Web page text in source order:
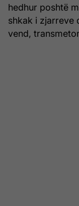
hedhur poshtë
shkak i zjarreve
vend,